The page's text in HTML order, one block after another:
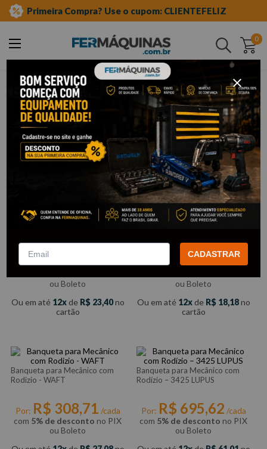
Primeira Compra? Use o cupom: CLIENTEFELIZ
0
Buscar
equipamento auto center
Banqueta
Filtrar
Banco Móvel para Mecânico
FERCAR
Por:R$266,85/cada
ou Boleto
Ou em até 12 de R$ 23,40no
cartão
Banqueta Fixa para Mecânico
GEDORE RED
Por:R$ 207,30/cada
ou Boleto
Ou em até 12 de R$ 18,18no
cartão
Banqueta para Mecânico com
Rodizio - WAFT
Por: R$ 308,71 /cada
com 5% de desconto no PIX
ou Boleto
Banqueta para Mecânico com
Rodízio – 3425 LUPUS
Por: R$ 695,62 /cada
com 5% de desconto no PIX
ou Boleto
CADASTRAR